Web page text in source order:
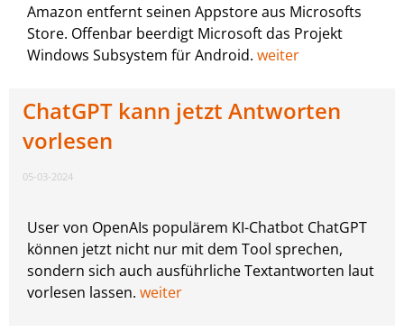
Amazon entfernt seinen Appstore aus Microsofts
Store. Offenbar beerdigt Microsoft das Projekt
Windows Subsystem für Android. weiter
ChatGPT kann jetzt Antworten
vorlesen
05-03-2024
User von OpenAIs populärem KI-Chatbot ChatGPT
können jetzt nicht nur mit dem Tool sprechen,
sondern sich auch ausführliche Textantworten laut
vorlesen lassen. weiter